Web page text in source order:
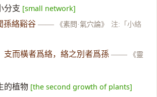
分支 [small network]
孫絡谿谷 —— 《素問·氣穴論》
注:「小絡
支而橫者爲絡，絡之別者爲孫 ——
《靈
的植物 [the second growth of plants]